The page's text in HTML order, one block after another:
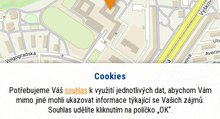
Cookies
Potřebujeme Váš souhlas k využití jednotlivých dat, abychom Vám
mimo jiné mohli ukazovat informace týkající se Vašich zájmů.
Souhlas udělíte kliknutím na políčko „OK“.